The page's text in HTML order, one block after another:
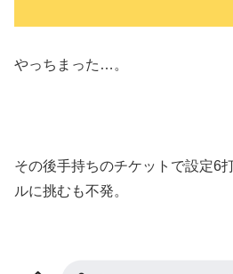
やっちまった…。
その後手持ちのチケットで設定6
ルに挑むも不発。